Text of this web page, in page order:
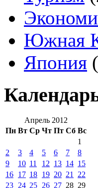
Южная
Япония
Апрель 2012
Пн Вт Ср Чт Пт Сб Вс
1
2
3 4 5 6 7
8
9
10 11 12 13 14 15
16 17 18 19 20 21
22
23 24 25 26 27 28 29